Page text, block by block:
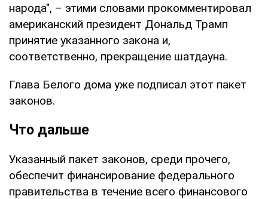
народа", – этими словами прокомментировал
американский президент Дональд Трамп
принятие указанного закона и,
соответственно, прекращение шатдауна.
Глава Белого дома уже подписал этот пакет
законов.
Что дальше
Указанный пакет законов, среди прочего,
обеспечит финансирование федерального
правительства в течение всего финансового